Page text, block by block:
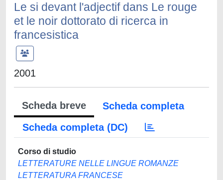
Le si devant l'adjectif dans Le rouge
et le noir dottorato di ricerca in
francesistica
2001
Scheda breve
Scheda completa
Scheda completa (DC)
Corso di studio
LETTERATURE NELLE LINGUE ROMANZE
LETTERATURA FRANCESE